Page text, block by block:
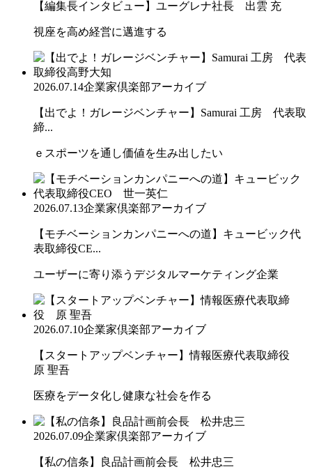
【編集長インタビュー】ユーグレナ社長 出雲 充
視座を高め経営に邁進する
2026.07.14企業家倶楽部アーカイブ
【出でよ！ガレージベンチャー】Samurai 工房 代表取
締...
ｅスポーツを通し価値を生み出したい
2026.07.13企業家倶楽部アーカイブ
【モチベーションカンパニーへの道】キュービック代
表取締役CE...
ユーザーに寄り添うデジタルマーケティング企業
2026.07.10企業家倶楽部アーカイブ
【スタートアップベンチャー】情報医療代表取締役
原 聖吾
医療をデータ化し健康な社会を作る
2026.07.09企業家倶楽部アーカイブ
【私の信条】良品計画前会長 松井忠三